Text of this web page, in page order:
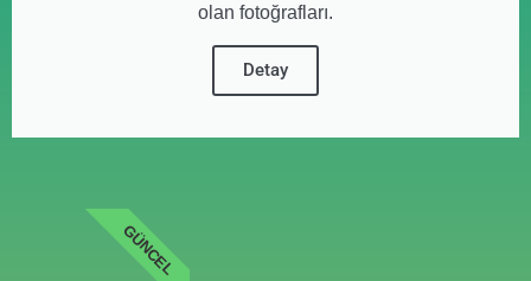
olan fotoğrafları.
Detay
GÜNCEL